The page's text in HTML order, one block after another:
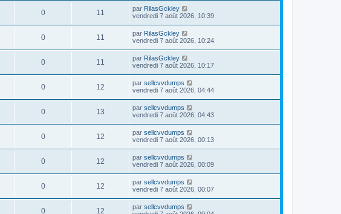
0 11 par RilasGckley
vendredi 7 août 2026, 10:39
0 11 par RilasGckley
vendredi 7 août 2026, 10:24
0 11 par RilasGckley
vendredi 7 août 2026, 10:17
0 12 par sellcvvdumps
vendredi 7 août 2026, 04:44
0 13 par sellcvvdumps
vendredi 7 août 2026, 04:43
0 12 par sellcvvdumps
vendredi 7 août 2026, 00:13
0 12 par sellcvvdumps
vendredi 7 août 2026, 00:09
0 12 par sellcvvdumps
vendredi 7 août 2026, 00:07
0 12 par sellcvvdumps